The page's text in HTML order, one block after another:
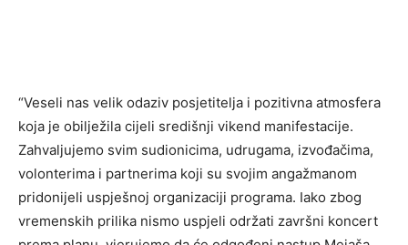
“Veseli nas velik odaziv posjetitelja i pozitivna atmosfera
koja je obilježila cijeli središnji vikend manifestacije.
Zahvaljujemo svim sudionicima, udrugama, izvođačima,
volonterima i partnerima koji su svojim angažmanom
pridonijeli uspješnoj organizaciji programa. Iako zbog
vremenskih prilika nismo uspjeli održati završni koncert